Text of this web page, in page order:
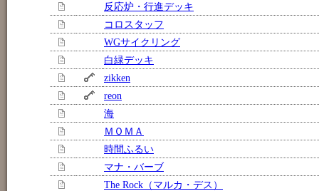
反応炉・行進デッキ
コロスタッフ
WGサイクリング
白緑デッキ
zikken
reon
海
ＭＯＭＡ
時間ふるい
マナ・バーブ
The Rock（マルカ・デス）